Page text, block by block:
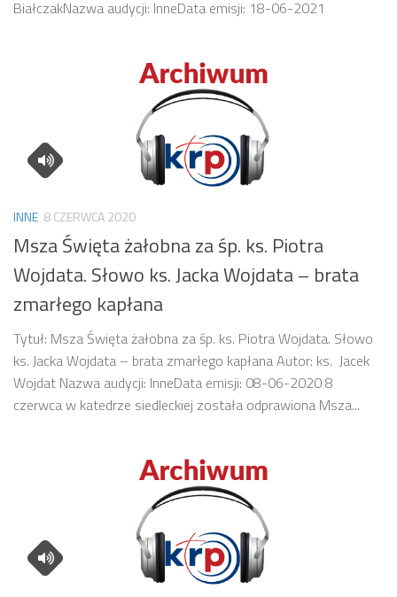
BiałczakNazwa audycji: InneData emisji: 18-06-2021
INNE 8 CZERWCA 2020
Msza Święta żałobna za śp. ks. Piotra
Wojdata. Słowo ks. Jacka Wojdata – brata
zmarłego kapłana
Tytuł: Msza Święta żałobna za śp. ks. Piotra Wojdata. Słowo
ks. Jacka Wojdata – brata zmarłego kapłana Autor: ks. Jacek
Wojdat Nazwa audycji: InneData emisji: 08-06-2020 8
czerwca w katedrze siedleckiej została odprawiona Msza...